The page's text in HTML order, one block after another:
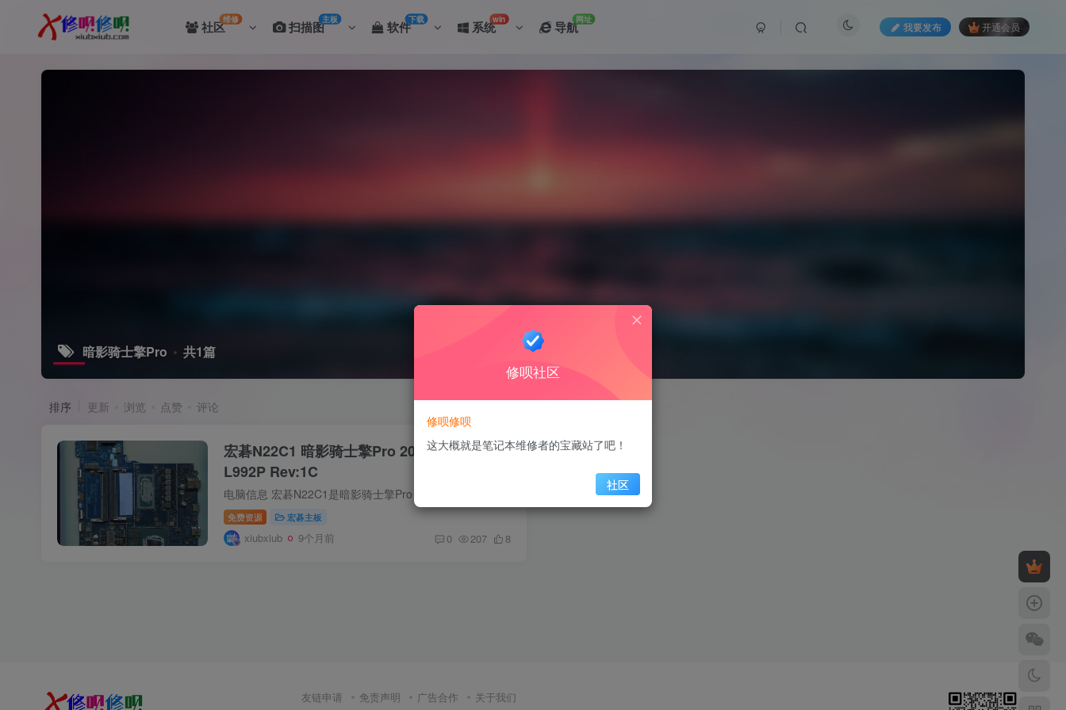
社区维修 扫描图主板 软件下载 系统win 导航网址
我要发布 开通会员
暗影骑士擎Pro 共1篇
排序 更新 浏览 点赞 评论
宏碁N22C1 暗影骑士擎Pro 2022 版号：LA-
L992P Rev:1C
免费资源 宏碁主板
xiubxiub 9个月前 0 207 8
友链申请 免责声明 广告合作 关于我们
修呗社区
修呗修呗
这大概就是笔记本维修者的宝藏站了吧！
社区